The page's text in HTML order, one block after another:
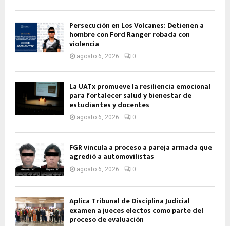
Persecución en Los Volcanes: Detienen a
hombre con Ford Ranger robada con
violencia
agosto 6, 2026 0
La UATx promueve la resiliencia emocional
para fortalecer salud y bienestar de
estudiantes y docentes
agosto 6, 2026 0
FGR vincula a proceso a pareja armada que
agredió a automovilistas
agosto 6, 2026 0
Aplica Tribunal de Disciplina Judicial
examen a jueces electos como parte del
proceso de evaluación